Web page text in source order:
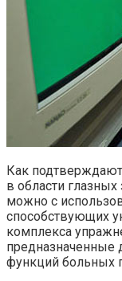
Как
в области глазных
можно с
способствующих
комплекса
предназначенные
функций больных